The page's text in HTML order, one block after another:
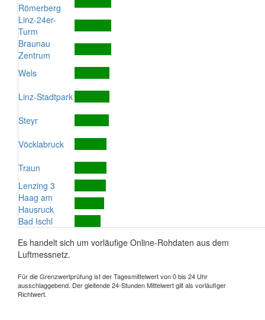
Römerberg
Linz-24er-
Turm
Braunau
Zentrum
Wels
Linz-Stadtpark
Steyr
Vöcklabruck
Traun
Lenzing 3
Haag am
Hausruck
Bad Ischl
Es handelt sich um vorläufige Online-Rohdaten aus dem
Luftmessnetz.
Für die Grenzwertprüfung ist der Tagesmittelwert von 0 bis 24 Uhr
ausschlaggebend. Der gleitende 24-Stunden Mittelwert gilt als vorläufiger
Richtwert.